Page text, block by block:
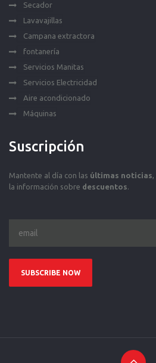
Secador
Lavavajillas
Campana extractora
fontanería
Servicios Manitas
Servicios Electricidad
Aire acondicionado
Máquinas
Suscripción
Mantente al día con las últimas noticias,
la información sobre descuentos.